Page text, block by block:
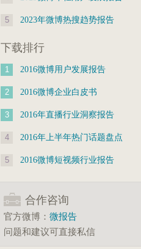
5 2023年微博热搜趋势报告
下载排行
1 2016微博用户发展报告
2 2016微博企业白皮书
3 2016年直播行业洞察报告
4 2016年上半年热门话题盘点
5 2016微博短视频行业报告
合作咨询
官方微博： 微报告
问题和建议可直接私信